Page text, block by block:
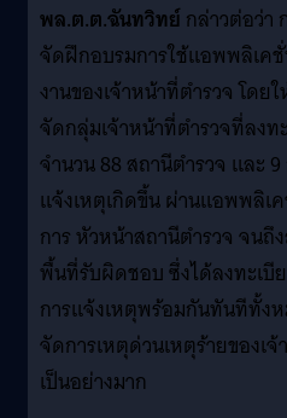
พล.ต.ต.ฉันทวิทย์กล่าวต่อว่า
จัดฝึกอบรมการใช้แอพพลิเค
งานของเจ้าหน้าที่ตำรวจ โดย
จัดกลุ่มเจ้าหน้าที่ตำรวจที่ลง
จำนวน 88 สถานีตำรวจ และ
แจ้งเหตุเกิดขึ้น ผ่านแอพพลิเ
การ หัวหน้าสถานีตำรวจ จน
พื้นที่รับผิดชอบ ซึ่งได้ลงทะเบี
การแจ้งเหตุพร้อมกันทันทีทั้ง
จัดการเหตุด่วนเหตุร้ายของเ
เป็นอย่างมาก